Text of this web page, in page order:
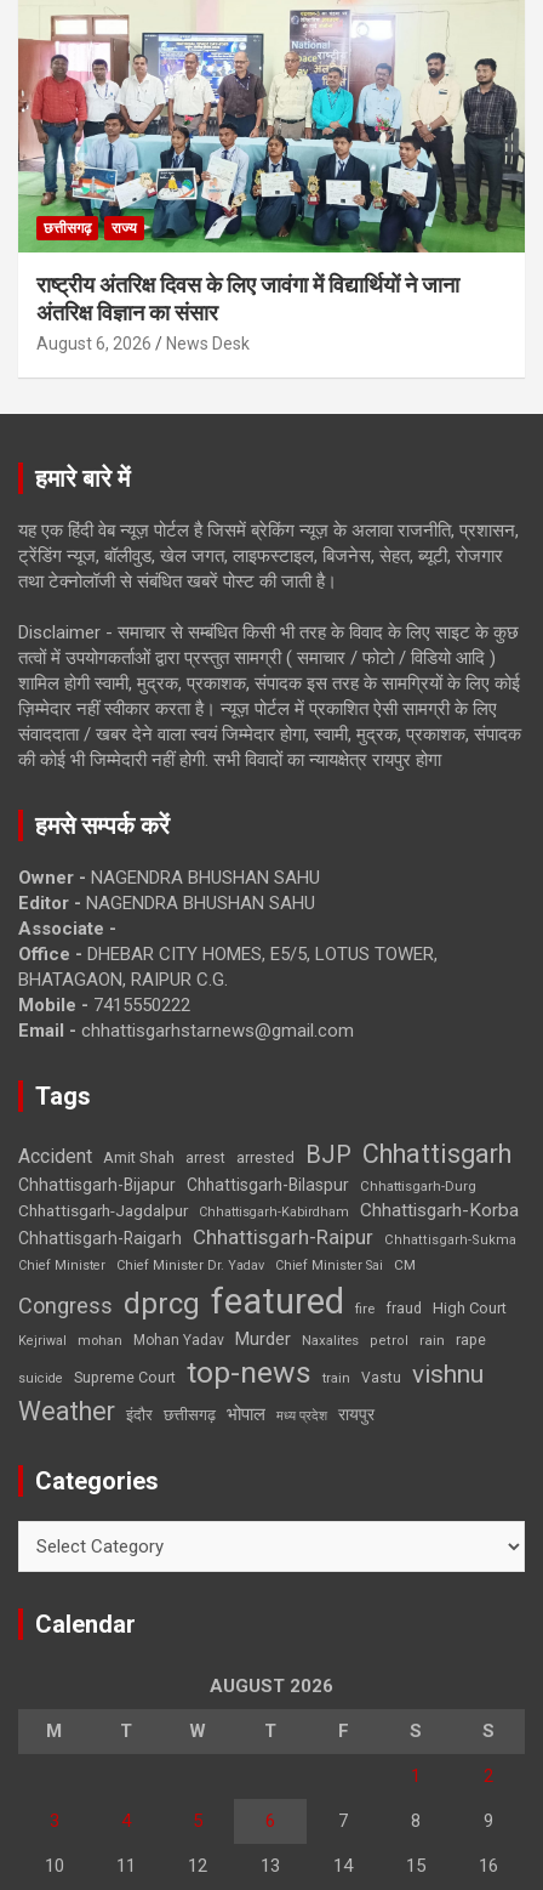
छत्तीसगढ़ राज्य
राष्ट्रीय अंतरिक्ष दिवस के लिए जावंगा में विद्यार्थियों ने जाना
अंतरिक्ष विज्ञान का संसार
August 6, 2026 News Desk
हमारे बारे में
यह एक हिंदी वेब न्यूज़ पोर्टल है जिसमें ब्रेकिंग न्यूज़ के अलावा राजनीति, प्रशासन,
ट्रेंडिंग न्यूज, बॉलीवुड, खेल जगत, लाइफस्टाइल, बिजनेस, सेहत, ब्यूटी, रोजगार
तथा टेक्नोलॉजी से संबंधित खबरें पोस्ट की जाती है।
Disclaimer - समाचार से सम्बंधित किसी भी तरह के विवाद के लिए साइट के कुछ
तत्वों में उपयोगकर्ताओं द्वारा प्रस्तुत सामग्री ( समाचार / फोटो / विडियो आदि )
शामिल होगी स्वामी, मुद्रक, प्रकाशक, संपादक इस तरह के सामग्रियों के लिए कोई
ज़िम्मेदार नहीं स्वीकार करता है। न्यूज़ पोर्टल में प्रकाशित ऐसी सामग्री के लिए
संवाददाता / खबर देने वाला स्वयं जिम्मेदार होगा, स्वामी, मुद्रक, प्रकाशक, संपादक
की कोई भी जिम्मेदारी नहीं होगी. सभी विवादों का न्यायक्षेत्र रायपुर होगा
हमसे सम्पर्क करें
Owner - NAGENDRA BHUSHAN SAHU
Editor - NAGENDRA BHUSHAN SAHU
Associate -
Office - DHEBAR CITY HOMES, E5/5, LOTUS TOWER,
BHATAGAON, RAIPUR C.G.
Mobile - 7415550222
Email - chhattisgarhstarnews@gmail.com
Tags
Accident Amit Shah arrest arrested BJP Chhattisgarh
Chhattisgarh-Bijapur Chhattisgarh-Bilaspur Chhattisgarh-Durg
Chhattisgarh-Jagdalpur Chhattisgarh-Kabirdham Chhattisgarh-Korba
Chhattisgarh-Raigarh Chhattisgarh-Raipur
Chhattisgarh-Sukma
Chief Minister
Chief Minister Dr. Yadav Chief Minister Sai CM
Congress dprcg featured fire fraud High Court
Kejriwal mohan Mohan Yadav Murder Naxalites petrol rain rape
suicide Supreme Court top-news train Vastu vishnu
Weather इंदौर छत्तीसगढ़ भोपाल मध्य प्रदेश रायपुर
Categories
Calendar
AUGUST 2026
M T W T F S S
1 2
3 4 5 6 7 8 9
10 11 12 13 14 15 16